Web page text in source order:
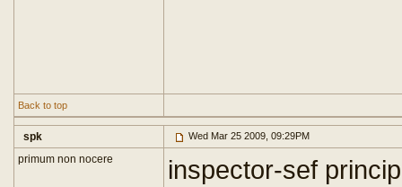
Back to top
spk Wed Mar 25 2009, 09:29PM
primum non nocere
inspector-sef